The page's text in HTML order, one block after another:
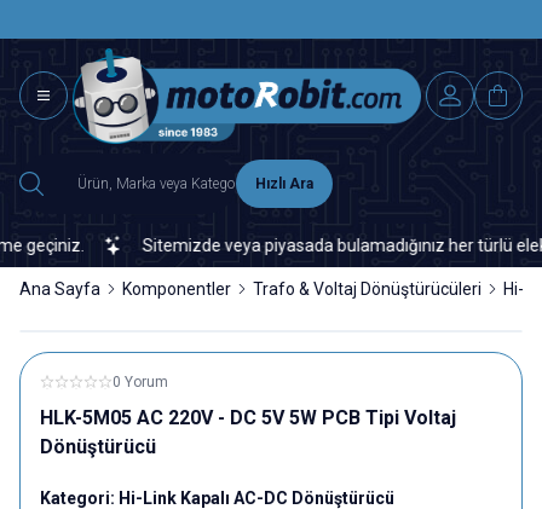
Hızlı Ara
Sitemizde veya piyasada bulamadığınız her türlü
Ana Sayfa Komponentler Trafo & Voltaj Dönüştürücüleri Hi-
0 Yorum
HLK-5M05 AC 220V - DC 5V 5W PCB Tipi Voltaj
Dönüştürücü
Kategori: Hi-Link Kapalı AC-DC Dönüştürücü